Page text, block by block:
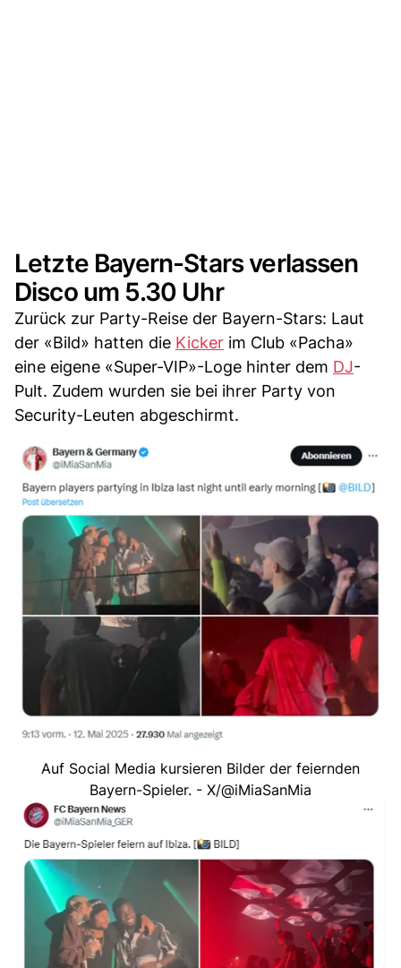
Letzte Bayern-Stars verlassen
Disco um 5.30 Uhr
Zurück zur Party-Reise der Bayern-Stars: Laut
der «Bild» hatten die Kicker im Club «Pacha»
eine eigene «Super-VIP»-Loge hinter dem DJ-
Pult. Zudem wurden sie bei ihrer Party von
Security-Leuten abgeschirmt.
Auf Social Media kursieren Bilder der feiernden
Bayern-Spieler. - X/@iMiaSanMia